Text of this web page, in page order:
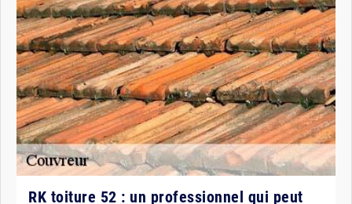
RK toiture 52 : un professionnel qui peut